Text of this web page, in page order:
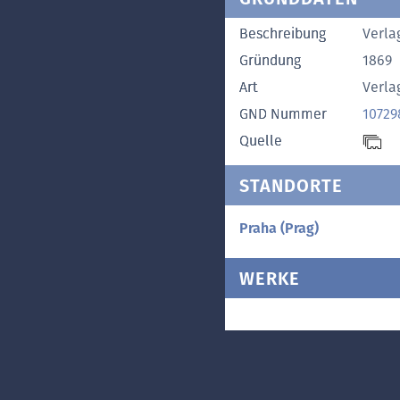
Beschreibung
Gründung
1869
Art
GND Nummer
Quelle
STANDORTE
Praha (Prag)
WERKE